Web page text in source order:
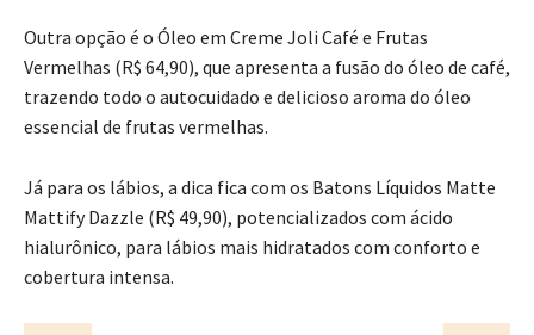
Outra opção é o Óleo em Creme Joli Café e Frutas
Vermelhas (R$ 64,90), que apresenta a fusão do óleo de café,
trazendo todo o autocuidado e delicioso aroma do óleo
essencial de frutas vermelhas.
Já para os lábios, a dica fica com os Batons Líquidos Matte
Mattify Dazzle (R$ 49,90), potencializados com ácido
hialurônico, para lábios mais hidratados com conforto e
cobertura intensa.